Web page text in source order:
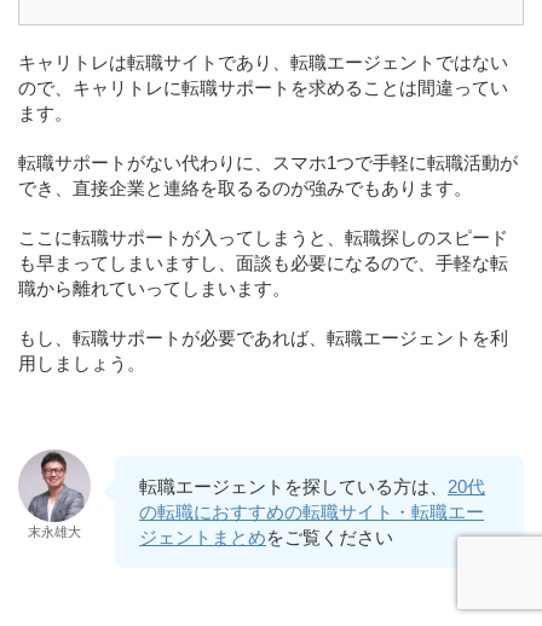
キャリトレは転職サイトであり、転職エージェントではない
ので、キャリトレに転職サポートを求めることは間違ってい
ます。
転職サポートがない代わりに、スマホ1つで手軽に転職活動が
でき、直接企業と連絡を取るるのが強みでもあります。
ここに転職サポートが入ってしまうと、転職探しのスピード
も早まってしまいますし、面談も必要になるので、手軽な転
職から離れていってしまいます。
もし、転職サポートが必要であれば、転職エージェントを利
用しましょう。
末永雄大
転職エージェントを探している方は、 20代
の転職におすすめの転職サイト・転職エー
ジェントまとめをご覧ください